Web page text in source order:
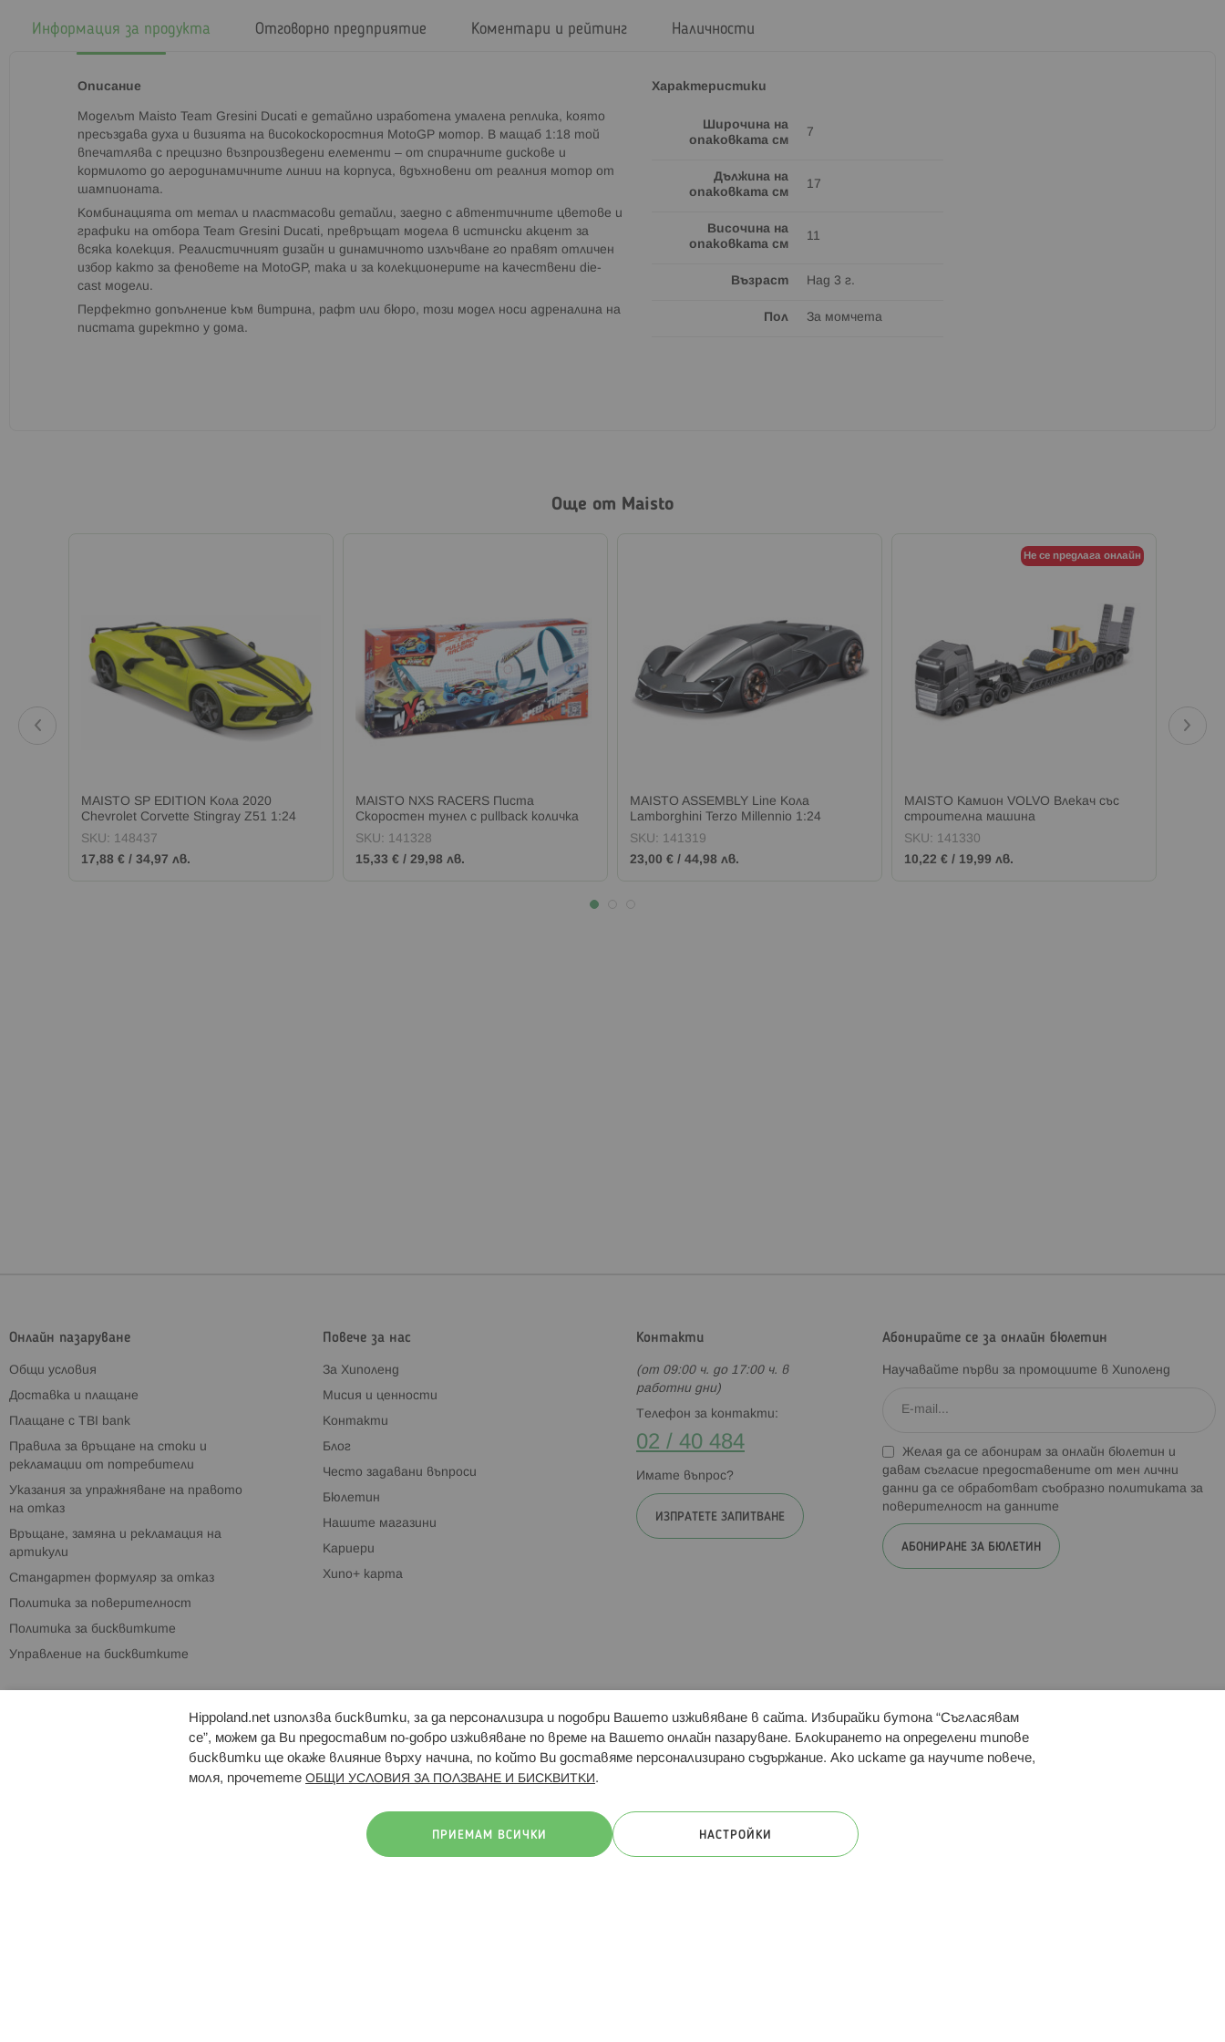
Информация за продукта
Описание
Моделът Maisto Team Gresini Ducati е детайлно изработена умалена реплика, която
пресъздава духа и визията на високоскоростния MotoGP мотор. В мащаб 1:18 той
впечатлява с прецизно възпроизведени елементи – от спирачните дискове и
кормилото до аеродинамичните линии на корпуса, вдъхновени от реалния мотор от
шампионата.
Комбинацията от метал и пластмасови детайли, заедно с автентичните цветове и
графики на отбора Team Gresini Ducati, превръщат модела в истински акцент за
всяка колекция. Реалистичният дизайн и динамичното излъчване го правят отличен
избор както за феновете на MotoGP, така и за колекционерите на качествени die-
cast модели.
Перфектно допълнение към витрина, рафт или бюро, този модел носи адреналина на
пистата директно у дома.
Характеристики
Широчина на
опаковката см
7
Дължина на
опаковката см
17
Височина на
опаковката см
11
Възраст Над 3 г.
Пол За момчета
Отговорно предприятие Коментари и рейтинг Наличности
Още от Maisto
MAISTO SP EDITION Кола 2020
Chevrolet Corvette Stingray Z51 1:24
жълта
SKU: 148437
17,88 € / 34,97 лв.
MAISTO NXS RACERS Писта
Скоростен тунел с pullback количка
SKU: 141328
15,33 € / 29,98 лв.
MAISTO ASSEMBLY Line Кола
Lamborghini Terzo Millennio 1:24
SKU: 141319
23,00 € / 44,98 лв.
Не се предлага онлайн
MAISTO Камион VOLVO Влекач със
строителна машина
SKU: 141330
10,22 € / 19,99 лв.
Онлайн пазаруване
Общи условия
Доставка и плащане
Плащане с TBI bank
Правила за връщане на стоки и
рекламации от потребители
Указания за упражняване на правото
на отказ
Връщане, замяна и рекламация на
артикули
Стандартен формуляр за отказ
Политика за поверителност
Политика за бисквитките
Управление на бисквитките
Повече за нас
За Хиполенд
Мисия и ценности
Контакти
Блог
Често задавани въпроси
Бюлетин
Нашите магазини
Кариери
Хипо+ карта
Контакти
(от 09:00 ч. до 17:00 ч. в
работни дни)
Телефон за контакти:
02 / 40 484
Имате въпрос?
ИЗПРАТЕТЕ ЗАПИТВАНЕ
Абонирайте се за онлайн бюлетин
Научавайте първи за промоциите в Хиполенд
Желая да се абонирам за онлайн бюлетин и
давам съгласие предоставените от мен лични
данни да се обработват съобразно политиката за
поверителност на данните
АБОНИРАНЕ ЗА БЮЛЕТИН
Брошури Магазини Свързани сайтове: Hippoland.ro Последвайте ни:
Hippoland.net използва бисквитки, за да персонализира и подобри Вашето изживяване в сайта. Избирайки бутона “Съгласявам
се”, можем да Ви предоставим по-добро изживяване по време на Вашето онлайн пазаруване. Блокирането на определени типове
бисквитки ще окаже влияние върху начина, по който Ви доставяме персонализирано съдържание. Ако искате да научите повече,
моля, прочетете ОБЩИ УСЛОВИЯ ЗА ПОЛЗВАНЕ И БИСКВИТКИ .
ПРИЕМАМ ВСИЧКИ НАСТРОЙКИ